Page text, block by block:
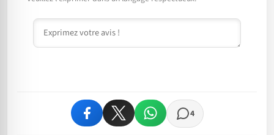
Commentaire
4